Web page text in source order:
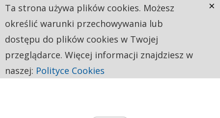
Ta strona używa plików cookies. Możesz
określić warunki przechowywania lub
dostępu do plików cookies w Twojej
przeglądarce. Więcej informacji znajdziesz w
naszej: Polityce Cookies
×